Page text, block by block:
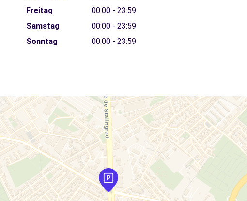
Freitag
00:00 - 23:59
Samstag
00:00 - 23:59
Sonntag
00:00 - 23:59